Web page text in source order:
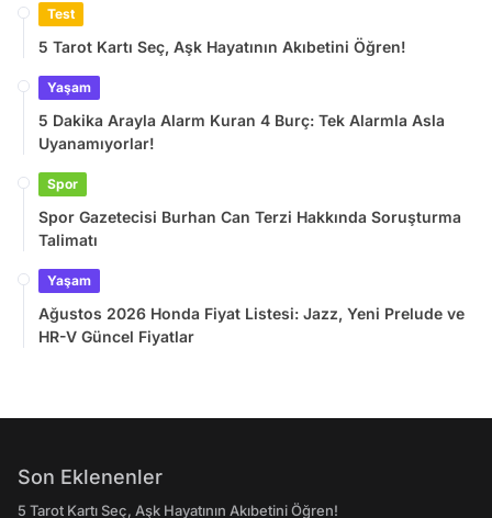
Test
5 Tarot Kartı Seç, Aşk Hayatının Akıbetini Öğren!
Yaşam
5 Dakika Arayla Alarm Kuran 4 Burç: Tek Alarmla Asla
Uyanamıyorlar!
Spor
Spor Gazetecisi Burhan Can Terzi Hakkında Soruşturma
Talimatı
Yaşam
Ağustos 2026 Honda Fiyat Listesi: Jazz, Yeni Prelude ve
HR-V Güncel Fiyatlar
Son Eklenenler
5 Tarot Kartı Seç, Aşk Hayatının Akıbetini Öğren!